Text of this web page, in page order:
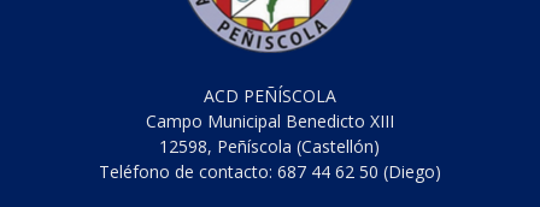
ACD PEÑÍSCOLA
Campo Municipal Benedicto XIII
12598, Peñíscola (Castellón)
Teléfono de contacto: 687 44 62 50 (Diego)